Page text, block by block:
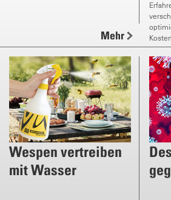
Mehr
Wespen vertreiben
mit Wasser